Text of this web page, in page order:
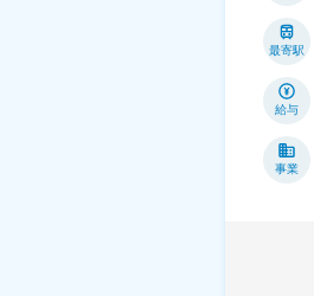
最寄駅
給与
事業